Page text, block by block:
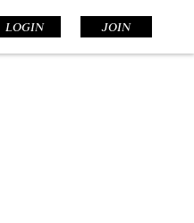
LOGIN JOIN